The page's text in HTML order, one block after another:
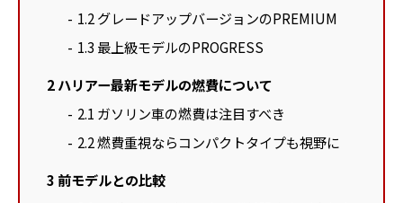
1.2グレードアップバージョンのPREMIUM
1.3 最上級モデルのPROGRESS
2ハリアー最新モデルの燃費について
2.1 ガソリン車の燃費は注目すべき
2.2燃費重視ならコンパクトタイプも視野に
3 前モデルとの比較